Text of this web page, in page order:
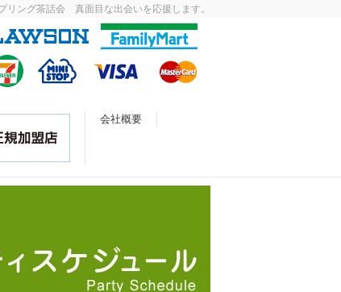
リング茶話会 真面目な出会いを応援します。
会社概要